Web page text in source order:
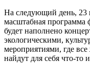
На следующий день, 23
масштабная
будет наполнено
экологическими,
мероприятиями, где
найдут для себя что-то